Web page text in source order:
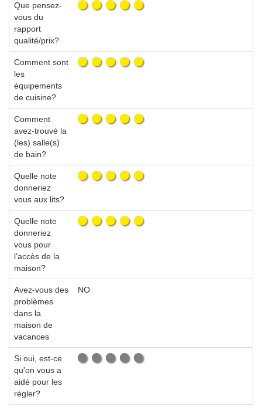
Que pensez-
vous du
rapport
qualité/prix?
Comment sont
les
équipements
de cuisine?
Comment
avez-trouvé la
(les) salle(s)
de bain?
Quelle note
donneriez
vous aux lits?
Quelle note
donneriez
vous pour
l'accès de la
maison?
Avez-vous des
problèmes
dans la
maison de
vacances
NO
Si oui, est-ce
qu'on vous a
aidé pour les
régler?